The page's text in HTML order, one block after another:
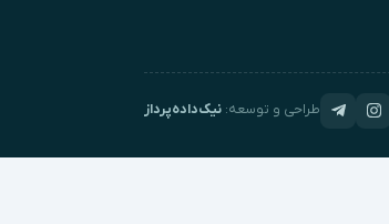
طراحی و توسعه: نیک‌داده‌پرداز